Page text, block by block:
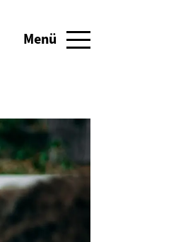
Menü
Navigation umschalten